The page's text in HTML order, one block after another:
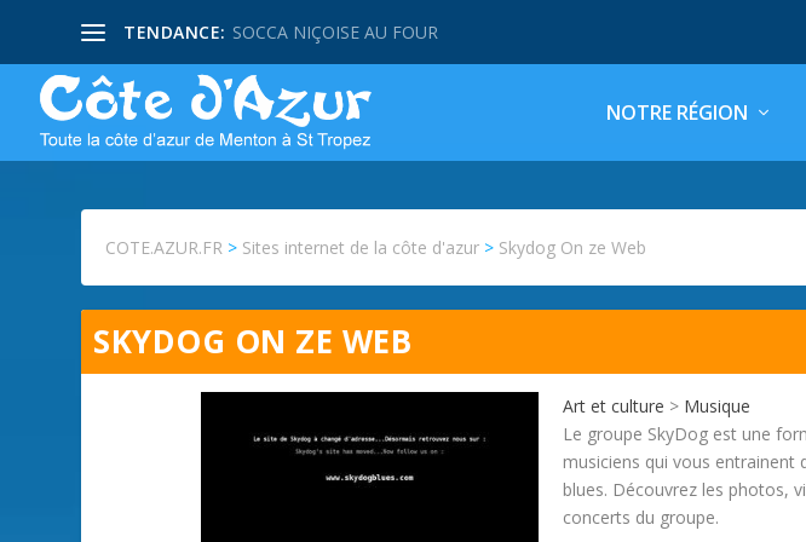
TENDANCE: SOCCA NIÇOISE AU FOUR
NOTRE RÉGION
COTE.AZUR.FR > Sites internet de la côte d'azur > Skydog On ze Web
SKYDOG ON ZE WEB
Art et culture > Musique
Le groupe SkyDog est une
musiciens qui vous entrainent
blues. Découvrez les photos,
concerts du groupe.